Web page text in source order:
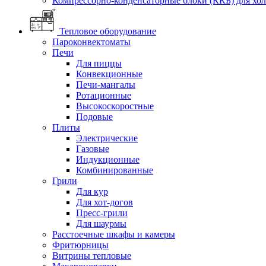
Тепловое оборудование
Пароконвектоматы
Печи
Для пиццы
Конвекционные
Печи-мангалы
Ротационные
Высокоскоростные
Подовые
Плиты
Электрические
Газовые
Индукционные
Комбинированные
Грили
Для кур
Для хот-догов
Пресс-грили
Для шаурмы
Расстоечные шкафы и камеры
Фритюрницы
Витрины тепловые